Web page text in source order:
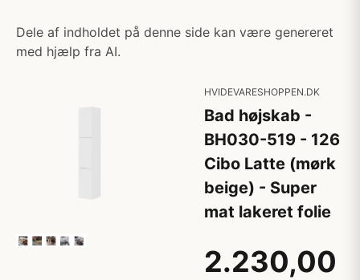
Dele af indholdet på denne side kan være genereret
med hjælp fra AI.
HVIDEVARESHOPPEN.DK
Bad højskab -
BH030-519 - 126
Cibo Latte (mørk
beige) - Super
mat lakeret folie
2.230,00